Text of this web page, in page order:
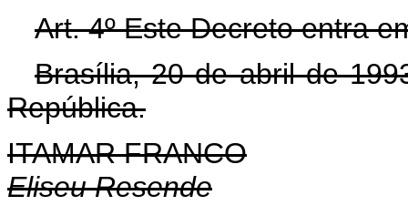
Art. 4º Este Decreto entra
Brasília, 20 de abril de
República.
ITAMAR FRANCO
Eliseu Resende